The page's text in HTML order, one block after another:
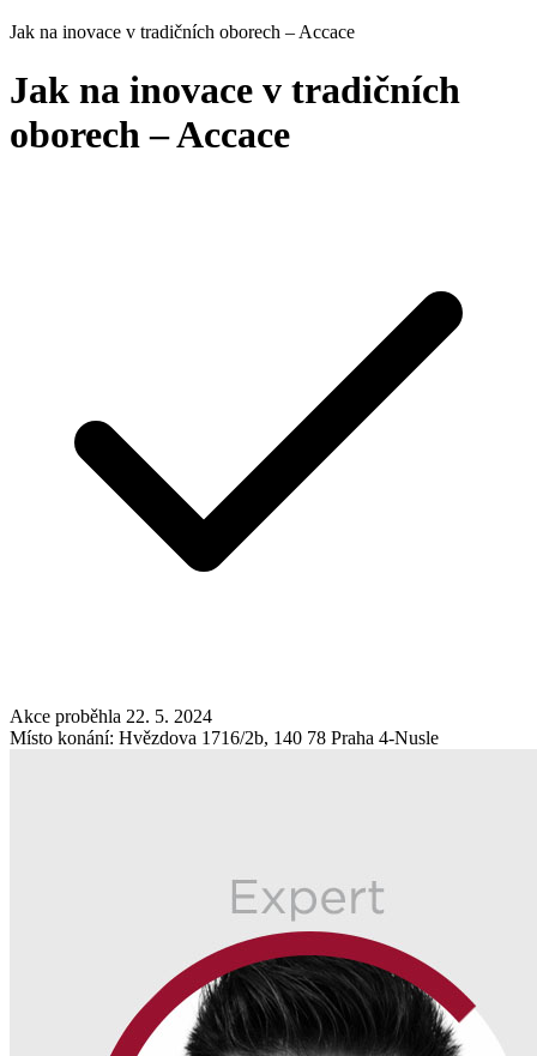
Jak na inovace v tradičních oborech – Accace
Jak na inovace v tradičních
oborech – Accace
Akce proběhla 22. 5. 2024
Místo konání: Hvězdova 1716/2b, 140 78 Praha 4-Nusle